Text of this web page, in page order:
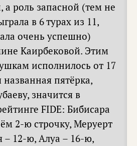
роль запасной (тем не
в 6 турах из 11,
очень успешно)
Каирбековой. Этим
исполнилось от 17
названная пятёрка,
значится в
FIDE: Бибисара
2-ю строчку, Меруерт
– 12-ю, Алуа – 16-ю,